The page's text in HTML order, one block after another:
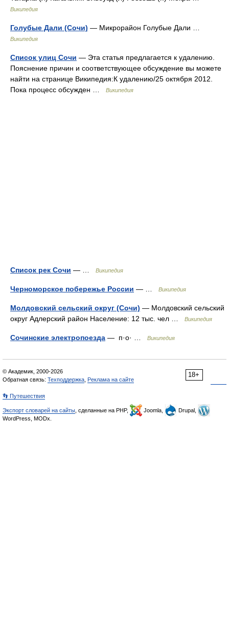
Википедия
Голубые Дали (Сочи) — Микрорайон Голубые Дали …
Википедия
Список улиц Сочи — Эта статья предлагается к удалению.
Пояснение причин и соответствующее обсуждение вы можете
найти на странице Википедия:К удалению/25 октября 2012.
Пока процесс обсужден …
Википедия
Список рек Сочи — … Википедия
Черноморское побережье России — … Википедия
Молдовский сельский округ (Сочи) — Молдовский сельский
округ Адлерский район Население: 12 тыс. чел …
Википедия
Сочинские электропоезда — п·о· … Википедия
18+
© Академик, 2000-2026
Обратная связь: Техподдержка Реклама на сайте
👣 Путешествия
Экспорт словарей на сайты , сделанные на PHP, Joomla,
Drupal,
WordPress, MODx.